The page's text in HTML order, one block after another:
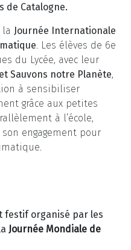
de Catalogne.
la Journée Internationale
. Les élèves de 6e
du Lycée, avec leur
Sauvons notre Planète,
à sensibiliser
grâce aux petites
à l’école,
engagement pour
festif organisé par les
Journée Mondiale de